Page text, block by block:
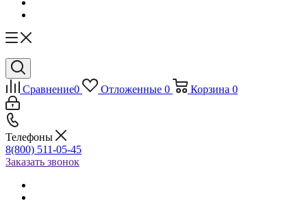
Сравнение0 Отложенные 0 Корзина 0
Телефоны
8(800) 511-05-45
Заказать звонок